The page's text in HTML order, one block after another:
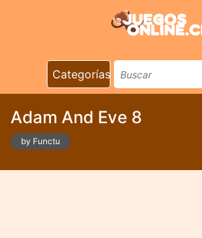
Categorías
Adam And Eve 8
by Functu